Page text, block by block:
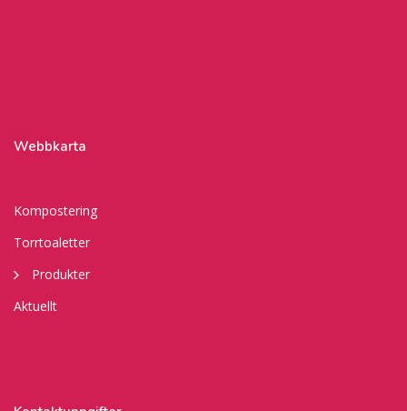
Webbkarta
Kompostering
Torrtoaletter
Produkter
Aktuellt